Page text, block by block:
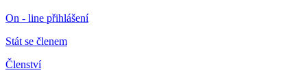
On - line přihlášení
Stát se členem
Členství